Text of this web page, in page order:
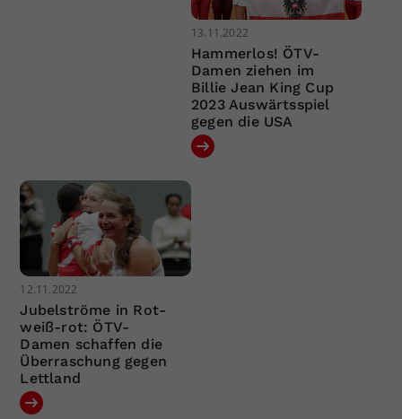
13.11.2022
Hammerlos! ÖTV-
Damen ziehen im
Billie Jean King Cup
2023 Auswärtsspiel
gegen die USA
12.11.2022
Jubelströme in Rot-
weiß-rot: ÖTV-
Damen schaffen die
Überraschung gegen
Lettland